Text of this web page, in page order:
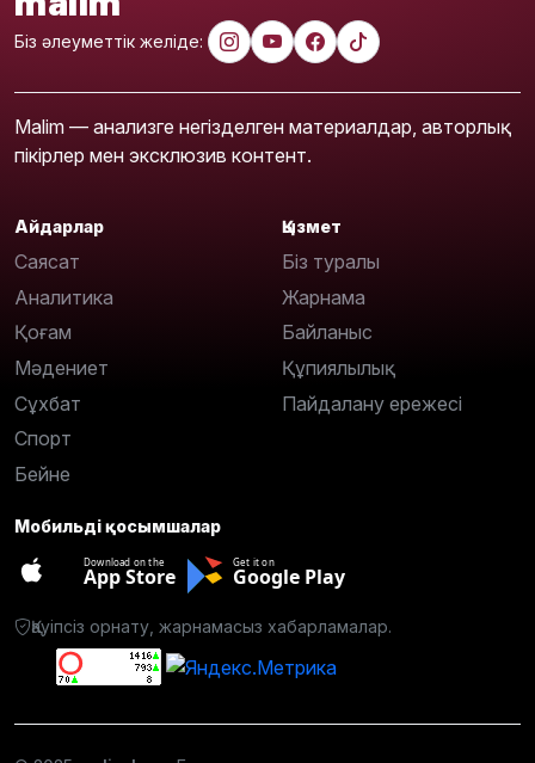
Біз әлеуметтік желіде:
Malim — анализге негізделген материалдар, авторлық
пікірлер мен эксклюзив контент.
Айдарлар
Саясат
Аналитика
Қоғам
Мәдениет
Сұхбат
Спорт
Бейне
Қызмет
Біз туралы
Жарнама
Байланыс
Құпиялылық
Пайдалану ережесі
Мобильді қосымшалар
Download on the
App Store
Get it on
Google Play
Қауіпсіз орнату, жарнамасыз хабарламалар.